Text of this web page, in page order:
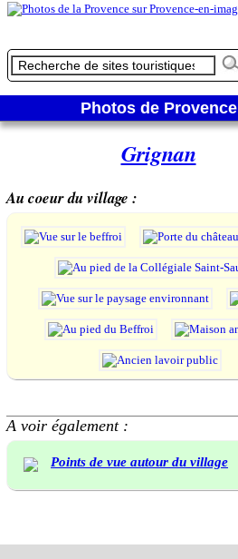
Photos de Provence
Grignan
Au coeur du village :
A voir également :
Points de vue autour du village